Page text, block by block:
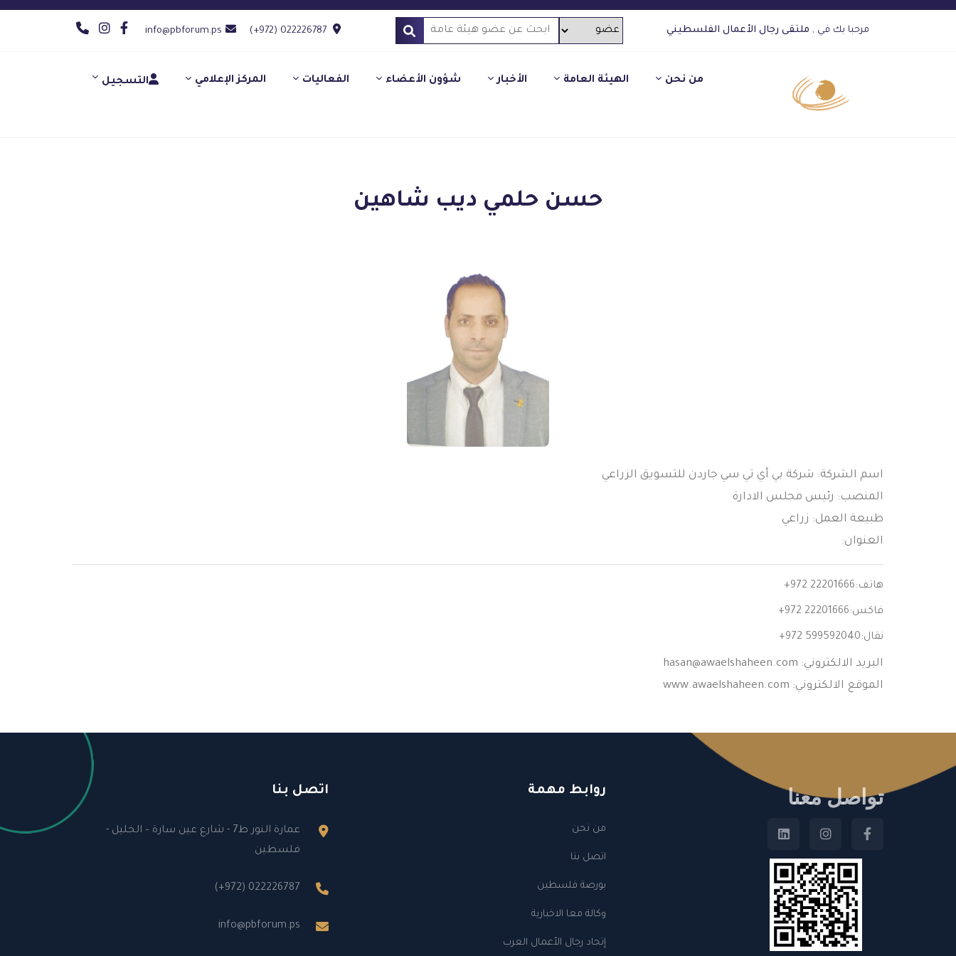
مرحبا بك في , ملتقى رجال الأعمال الفلسطيني (+972) 022226787
info@pbforum.ps
من نحن الهيئة العامة الأخبار شؤون الأعضاء الفعاليات المركز الإعلامي التسجيل
حسن حلمي ديب شاهين
اسم الشركة: شركة بي أي تي سي جاردن للتسويق الزراعي
المنصب: رئيس مجلس الادارة
طبيعة العمل: زراعي
العنوان:
هاتف:+972 22201666
فاكس:+972 22201666
نقال:+972 599592040
البريد الالكتروني: hasan@awaelshaheen.com
الموقع الالكتروني: www.awaelshaheen.com
تواصل معنا روابط مهمة
من نحن
اتصل بنا
بورصة فلسطين
وكالة معا الاخبارية
إتحاد رجال الأعمال العرب
اتصل بنا
عمارة النور ط7 - شارع عين سارة – الخليل -
فلسطين
(+972) 022226787
info@pbforum.ps